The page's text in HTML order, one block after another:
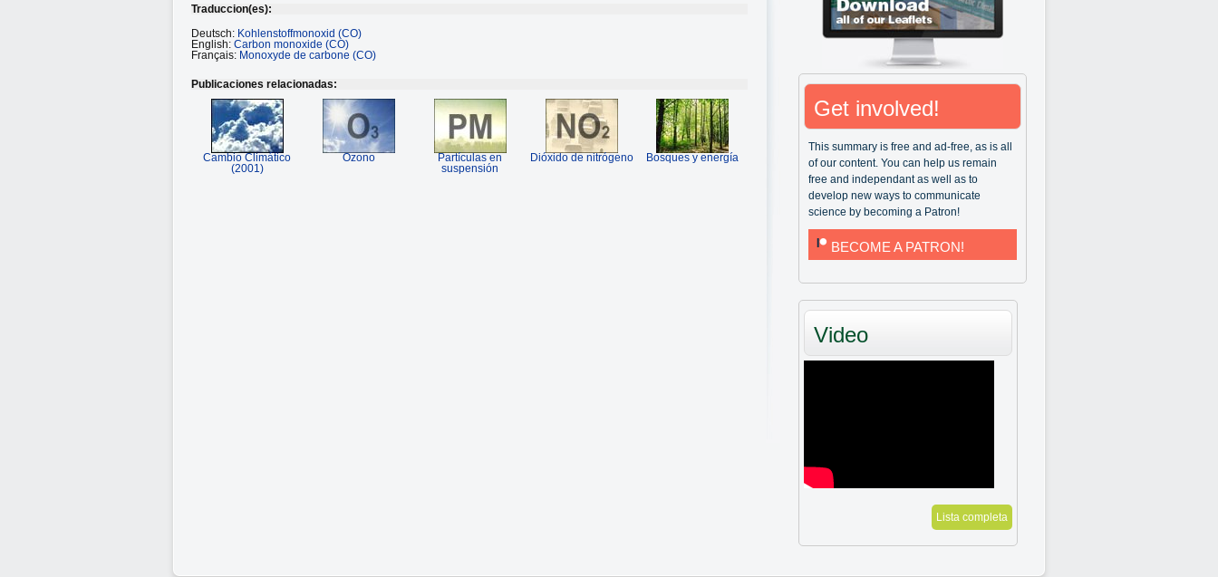
Traduccion(es):
Deutsch: Kohlenstoffmonoxid (CO)
English: Carbon monoxide (CO)
Français: Monoxyde de carbone (CO)
Publicaciones relacionadas:
Cambio Climático
(2001)
Ozono
Partículas en
suspensión
Dióxido de nitrógeno Bosques y energía
Get involved!
This summary is free and ad-free, as is all
of our content. You can help us remain
free and independant as well as to
develop new ways to communicate
science by becoming a Patron!
BECOME A PATRON!
Video
Lista completa